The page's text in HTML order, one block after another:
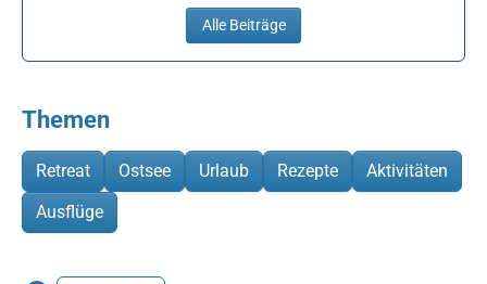
Alle Beiträge
Themen
Retreat Ostsee Urlaub Rezepte
Aktivitäten
Ausflüge